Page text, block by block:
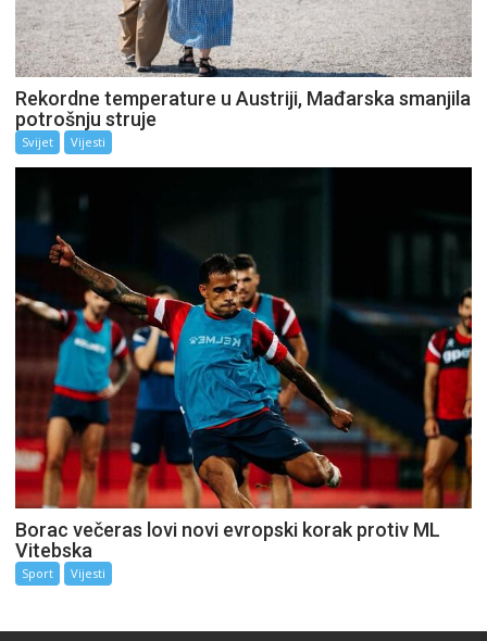
Rekordne temperature u Austriji, Mađarska smanjila
potrošnju struje
Svijet Vijesti
Borac večeras lovi novi evropski korak protiv ML
Vitebska
Sport Vijesti